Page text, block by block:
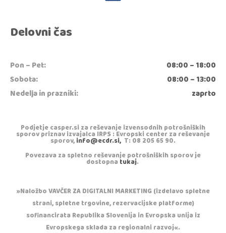
Delovni čas
Pon – Pet:
08:00 – 18:00
Sobota:
08:00 – 13:00
Nedelja in prazniki:
zaprto
Podjetje casper.si za reševanje izvensodnih potrošniških
sporov priznav izvajalca IRPS : Evropski center za reševanje
sporov,info@ecdr.si, T: 08 205 65 90.
Povezava za spletno reševanje potrošniških sporov je
dostopnatukaj.
»Naložbo VAVČER ZA DIGITALNI MARKETING (izdelavo spletne
strani, spletne trgovine, rezervacijske platforme)
sofinancirata Republika Slovenija in Evropska unija iz
Evropskega sklada za regionalni razvoj«.